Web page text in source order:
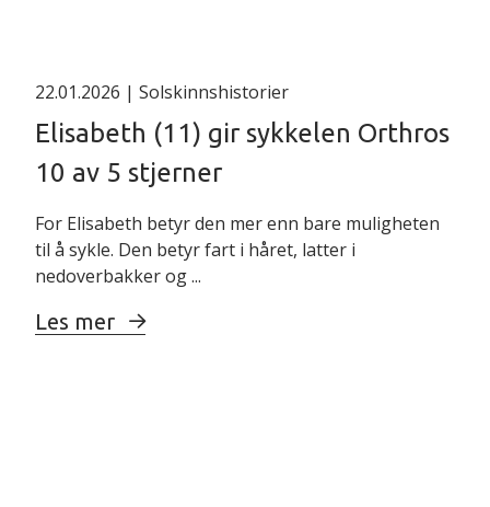
22.01.2026 | Solskinnshistorier
Elisabeth (11) gir sykkelen Orthros
10 av 5 stjerner
For Elisabeth betyr den mer enn bare muligheten
til å sykle. Den betyr fart i håret, latter i
nedoverbakker og ...
Les mer